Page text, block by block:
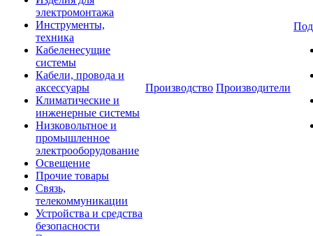
электромонтажа
Инструменты,
техника
Кабеленесущие
системы
Кабели, провода и
аксессуары
Климатические и
инженерные системы
Низковольтное и
промышленное
электрооборудование
Освещение
Прочие товары
Связь,
телекоммуникации
Устройства и средства
безопасности
Производство Производители